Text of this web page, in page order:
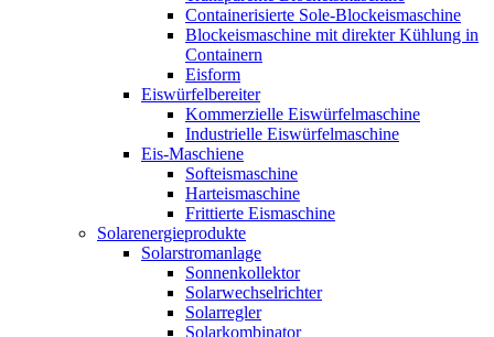
Containerisierte Sole-Blockeismaschine
Blockeismaschine mit direkter Kühlung in
Containern
Eisform
Eiswürfelbereiter
Kommerzielle Eiswürfelmaschine
Industrielle Eiswürfelmaschine
Eis-Maschiene
Softeismaschine
Harteismaschine
Frittierte Eismaschine
Solarenergieprodukte
Solarstromanlage
Sonnenkollektor
Solarwechselrichter
Solarregler
Solarkombinator